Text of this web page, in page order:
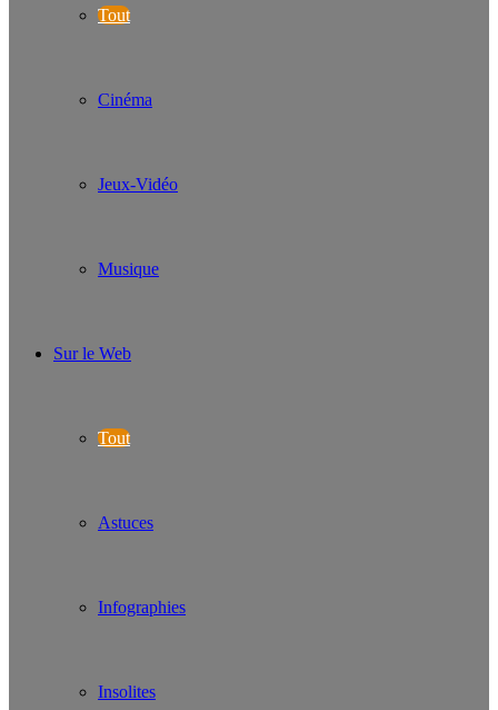
Tout
Cinéma
Jeux-Vidéo
Musique
Sur le Web
Tout
Astuces
Infographies
Insolites